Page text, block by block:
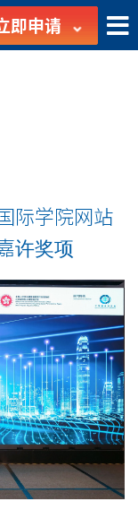
即申请
际学院网站
许奖项